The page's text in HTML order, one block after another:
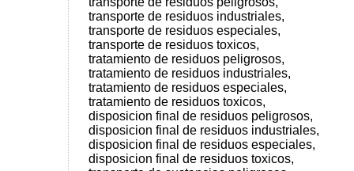
transporte de residuos industriales,
transporte de residuos especiales,
transporte de residuos toxicos,
tratamiento de residuos peligrosos,
tratamiento de residuos industriales,
tratamiento de residuos especiales,
tratamiento de residuos toxicos,
disposicion final de residuos peligrosos,
disposicion final de residuos industriales,
disposicion final de residuos especiales,
disposicion final de residuos toxicos,